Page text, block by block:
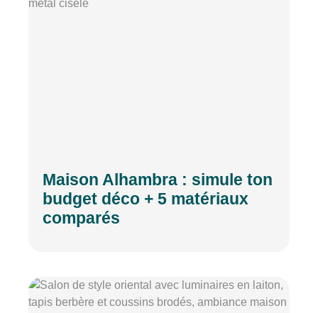
Maison Alhambra : simule ton
budget déco + 5 matériaux
comparés